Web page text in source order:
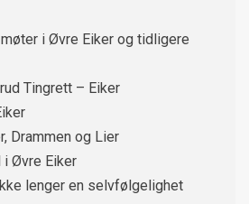
i Øvre Eiker og tidligere
Tingrett – Eiker
Drammen og Lier
Øvre Eiker
lenger en selvfølgelighet